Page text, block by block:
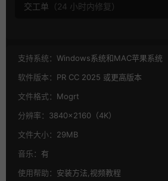
交工单 （24 小时内修复）
支持系统： Windows系统和MAC苹果系统
软件版本： PR CC 2025 或更高版本
文件格式： Mogrt
分辨率： 3840×2160（4K）
文件大小： 29MB
音乐： 有
使用帮助： 安装方法,视频教程